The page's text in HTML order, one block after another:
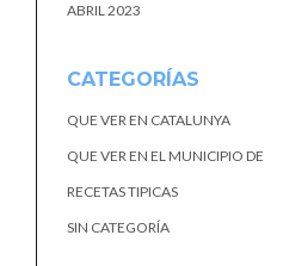
ABRIL 2023
CATEGORÍAS
QUE VER EN CATALUNYA
QUE VER EN EL MUNICIPIO DE
RECETAS TIPICAS
SIN CATEGORÍA